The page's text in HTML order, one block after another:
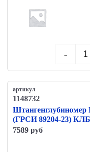
-
артикул
1148732
Штангенглубиномер
(ГРСИ 89204-23) КЛБ
7589 руб